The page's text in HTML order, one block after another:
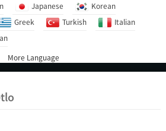
Japanese
Korean
Greek Turkish
Italian
More Language